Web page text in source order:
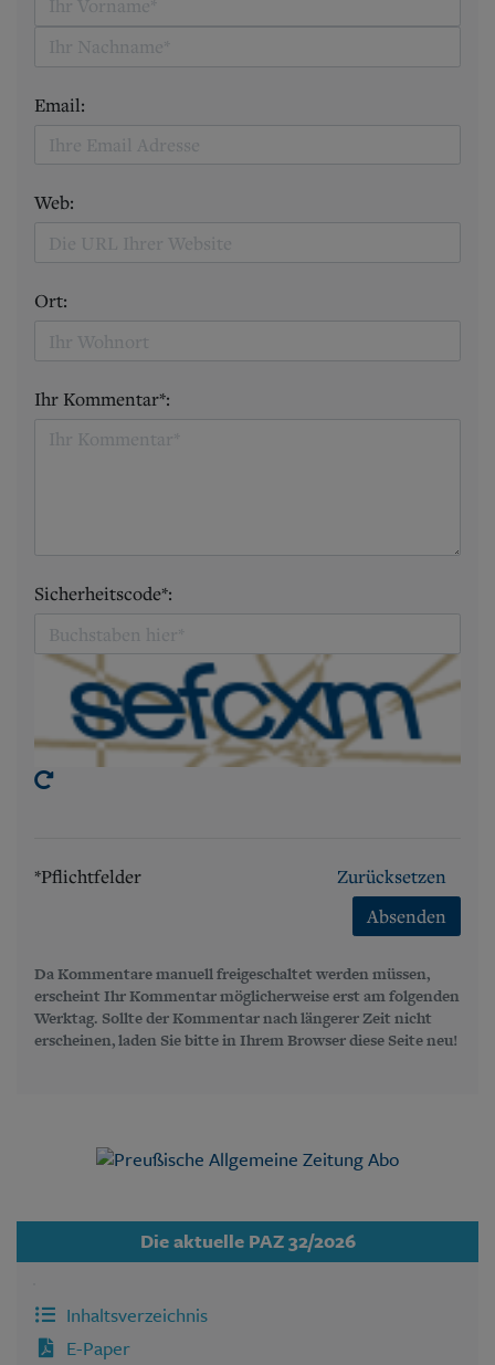
Email:
Web:
Ort:
Ihr Kommentar*:
Sicherheitscode*:
*Pflichtfelder
Zurücksetzen
Absenden
Da Kommentare manuell freigeschaltet werden müssen,
erscheint Ihr Kommentar möglicherweise erst am folgenden
Werktag. Sollte der Kommentar nach längerer Zeit nicht
erscheinen, laden Sie bitte in Ihrem Browser diese Seite neu!
Die aktuelle PAZ 32/2026
Inhaltsverzeichnis
E-Paper